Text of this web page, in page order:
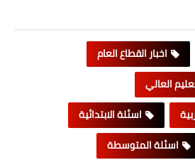
اخبار القطاع العام
العالي
اسئلة الابتدائية
اسئلة المتوسطة